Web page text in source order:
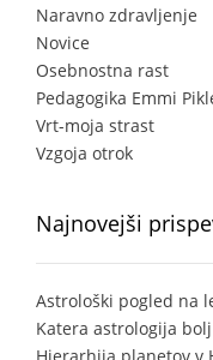
Naravno zdravljenje
Novice
Osebnostna rast
Pedagogika Emmi
Vrt-moja strast
Vzgoja otrok
Najnovejši
Astrološki pogled na
Katera astrologija
Hierarhija planetov v